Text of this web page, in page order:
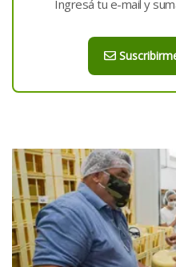
Ingresá tu e-mail y